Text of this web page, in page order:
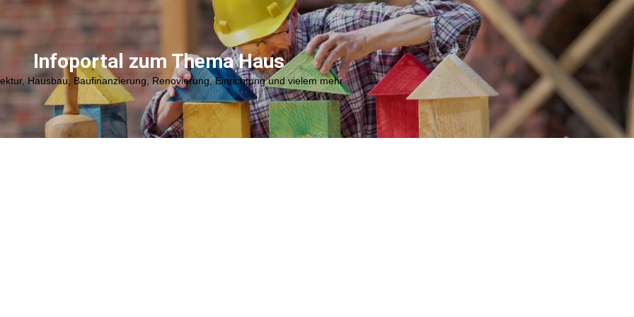
Infoportal zum Thema Haus
Hausbau, Baufinanzierung, Renovierung, Einrichtung und vielem mehr